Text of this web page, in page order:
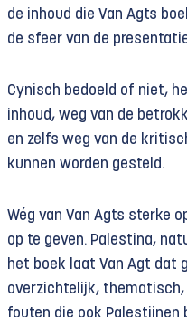
de inhoud die Van Agts
de sfeer van de
Cynisch bedoeld of niet,
inhoud, weg van de
en zelfs weg van de
kunnen worden gesteld.
Wég van Van Agts sterke
op te geven. Palestina,
het boek laat Van Agt dat
overzichtelijk,
fouten die ook Palestijnen